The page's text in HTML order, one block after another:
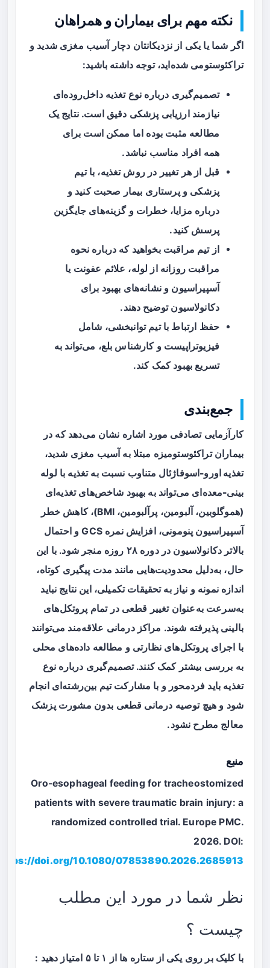
نکته مهم برای بیماران و همراهان
اگر شما یا یکی از نزدیکانتان دچار آسیب مغزی شدید و
تراکئوستومی شده‌اید، توجه داشته باشید:
تصمیم‌گیری درباره نوع تغذیه داخل‌روده‌ای
نیازمند ارزیابی پزشکی دقیق است. نتایج یک
مطالعه مثبت بوده اما ممکن است برای
همه افراد مناسب نباشد.
قبل از هر تغییر در روش تغذیه، با تیم
پزشکی و پرستاری بیمار صحبت کنید و
درباره مزایا، خطرات و گزینه‌های جایگزین
پرسش کنید.
از تیم مراقبت بخواهید که درباره نحوه
مراقبت روزانه از لوله، علائم عفونت یا
آسپیراسیون و نشانه‌های بهبود برای
دکانولاسیون توضیح دهند.
حفظ ارتباط با تیم توانبخشی، شامل
فیزیوتراپیست و کارشناس بلع، می‌تواند به
تسریع بهبود کمک کند.
جمع‌بندی
کارآزمایی تصادفی مورد اشاره نشان می‌دهد که در
بیماران تراکئوستومیزه مبتلا به آسیب مغزی شدید،
تغذیه اورو-اسوفاژئال متناوب نسبت به تغذیه با لوله
بینی-معده‌ای می‌تواند به بهبود شاخص‌های تغذیه‌ای
(هموگلوبین، آلبومین، پرآلبومین، BMI)، کاهش خطر
آسپیراسیون پنومونی، افزایش نمره GCS و احتمال
بالاتر دکانولاسیون در دوره ۲۸ روزه منجر شود. با این
حال، به‌دلیل محدودیت‌هایی مانند مدت پیگیری کوتاه،
اندازه نمونه و نیاز به تحقیقات تکمیلی، این نتایج نباید
به‌سرعت به‌عنوان تغییر قطعی در تمام پروتکل‌های
بالینی پذیرفته شوند. مراکز درمانی علاقه‌مند می‌توانند
با اجرای پروتکل‌های نظارتی و مطالعه داده‌های محلی
به بررسی بیشتر کمک کنند. تصمیم‌گیری درباره نوع
تغذیه باید فردمحور و با مشارکت تیم بین‌رشته‌ای انجام
شود و هیچ توصیه درمانی قطعی بدون مشورت پزشک
معالج مطرح نشود.
منبع
Oro-esophageal feeding for tracheostomized
patients with severe traumatic brain injury: a
randomized controlled trial. Europe PMC.
2026. DOI:
doi.org/10.1080/07853890.2026.2685913
نظر شما در مورد این مطلب
چیست ؟
با کلیک بر روی یکی از ستاره ها از ۱ تا ۵ امتیاز دهید :